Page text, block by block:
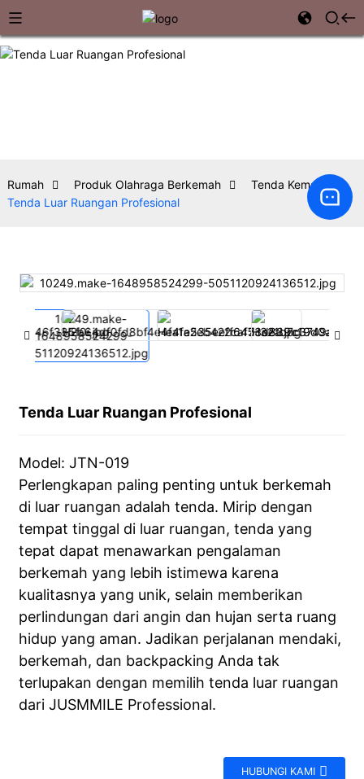
Rumah Produk Olahraga Berkemah
Tenda Kemah
Tenda Luar Ruangan Profesional
Tenda Luar Ruangan Profesional
Model: JTN-019
Perlengkapan paling penting untuk berkemah
di luar ruangan adalah tenda. Mirip dengan
tempat tinggal di luar ruangan, tenda yang
tepat dapat menawarkan pengalaman
berkemah yang lebih istimewa karena
kualitasnya yang unik, selain memberikan
perlindungan dari angin dan hujan serta ruang
hidup yang aman. Jadikan perjalanan mendaki,
berkemah, dan backpacking Anda tak
terlupakan dengan memilih tenda luar ruangan
dari JUSMMILE Professional.
HUBUNGI KAMI